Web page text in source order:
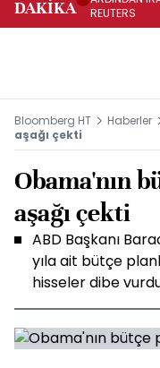
DAKİKA
REUTERS
Bloomberg HT Haberler
aşağı çekti
Obama'nın
aşağı çekti
ABD Başkanı
yıla ait bütçe
hisseler dibe